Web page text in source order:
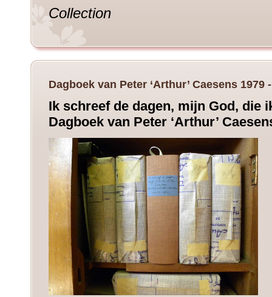
Collection
Dagboek van Peter ‘Arthur’ Caesens 1979
Ik schreef de dagen, mijn God, die
Dagboek van Peter ‘Arthur’